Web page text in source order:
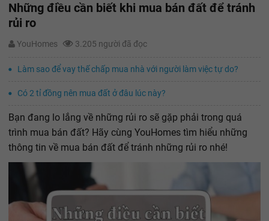
Những điều cần biết khi mua bán đất để tránh
rủi ro
YouHomes 3.205 người đã đọc
Làm sao để vay thế chấp mua nhà với người làm việc tự do?
Có 2 tỉ đồng nên mua đất ở đâu lúc này?
Bạn đang lo lắng về những rủi ro sẽ gặp phải trong quá
trình mua bán đất? Hãy cùng YouHomes tìm hiểu những
thông tin về mua bán đất để tránh những rủi ro nhé!